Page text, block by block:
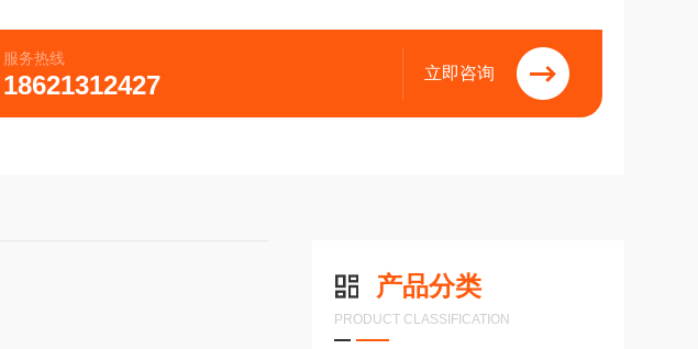
服务热线
18621312427 立即咨询
产品分类
PRODUCT CLASSIFICATION